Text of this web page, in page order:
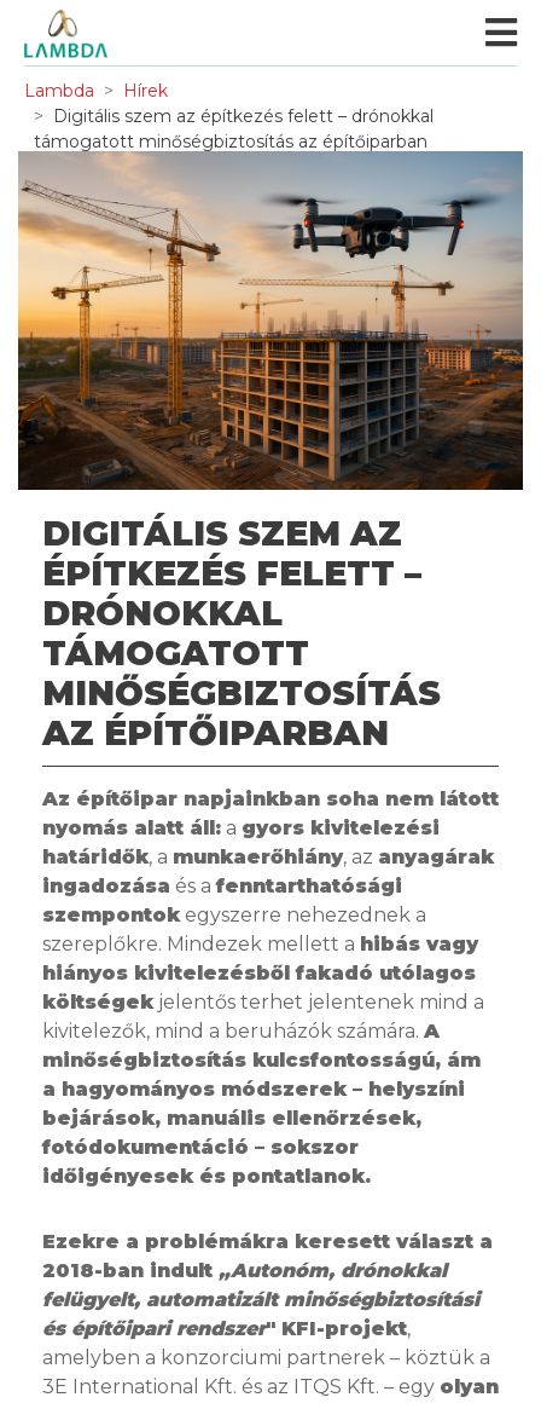
Lambda
Hírek
Digitális szem az építkezés felett – drónokkal
támogatott minőségbiztosítás az építőiparban
DIGITÁLIS SZEM AZ
ÉPÍTKEZÉS FELETT –
DRÓNOKKAL
TÁMOGATOTT
MINŐSÉGBIZTOSÍTÁS
AZ ÉPÍTŐIPARBAN
Az építőipar napjainkban soha nem látott
nyomás alatt áll: a gyors kivitelezési
határidők, a munkaerőhiány, az anyagárak
ingadozása és afenntarthatósági
szempontokegyszerre nehezednek a
szereplőkre. Mindezek mellett a hibás vagy
hiányos kivitelezésből fakadó utólagos
költségekjelentős terhet jelentenek mind a
kivitelezők, mind a beruházók számára. A
minőségbiztosítás kulcsfontosságú, ám
a hagyományos módszerek – helyszíni
bejárások, manuális ellenőrzések,
fotódokumentáció – sokszor
időigényesek és pontatlanok.
Ezekre a problémákra keresett választ a
2018-ban indult „Autonóm, drónokkal
felügyelt, automatizált minőségbiztosítási
és építőipari rendszer" KFI-projekt,
amelyben a konzorciumi partnerek – köztük a
3E International Kft. és az ITQS Kft. – egy olyan